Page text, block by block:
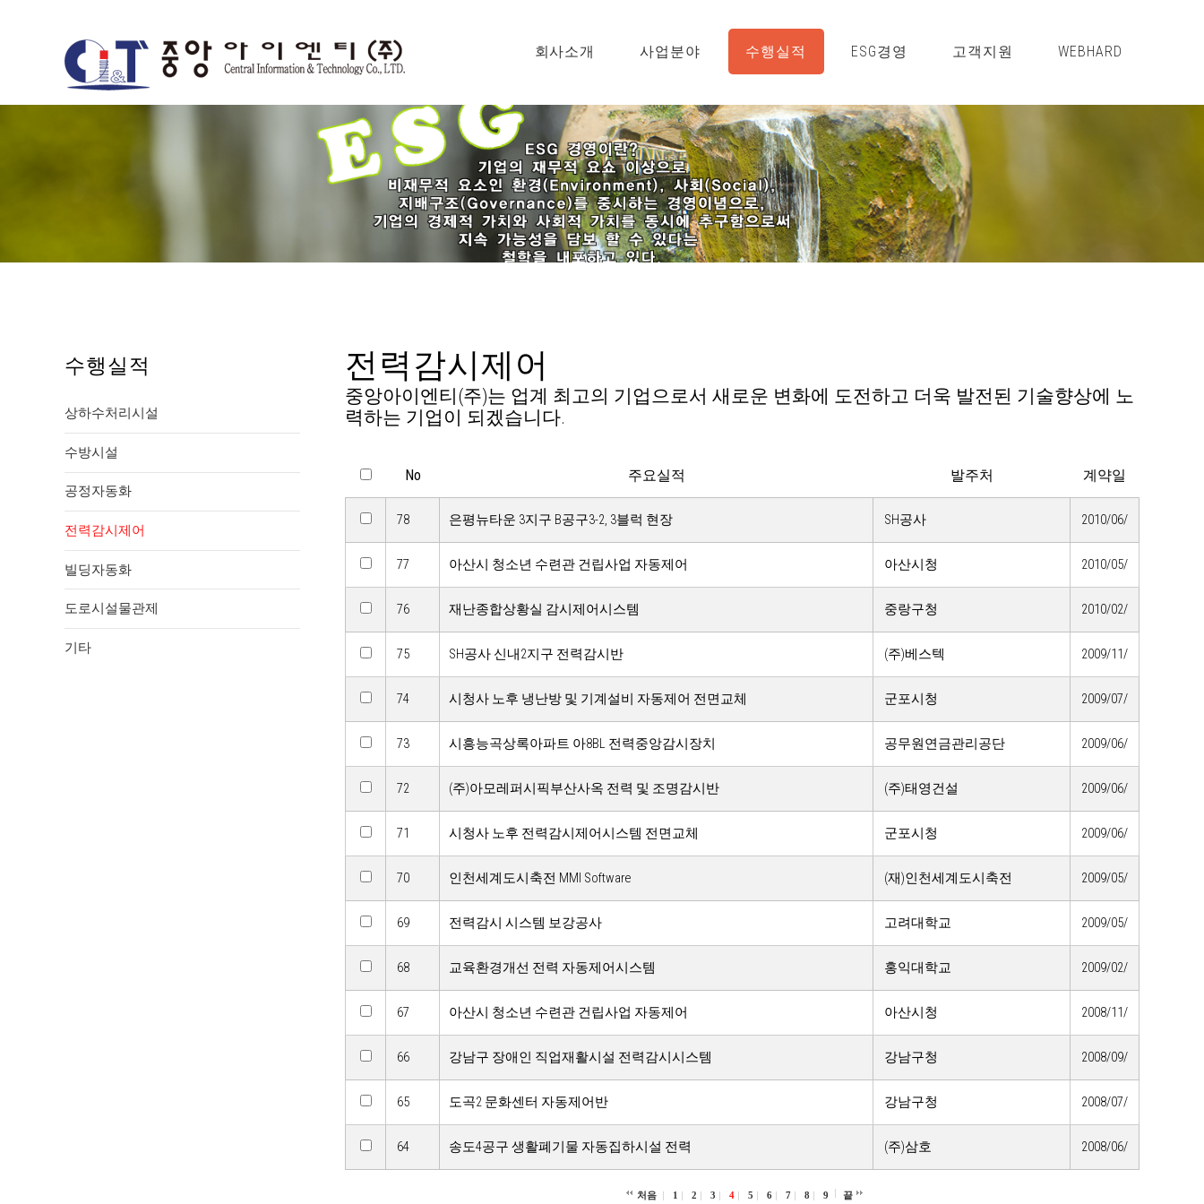
회사소개 사업분야 수행실적 ESG경영 고객지원 WEBHARD
수행실적
상하수처리시설
수방시설
공정자동화
전력감시제어
빌딩자동화
도로시설물관제
기타
전력감시제어
중앙아이엔티(주)는 업계 최고의 기업으로서 새로운 변화에 도전하고 더욱 발전된 기술향상에 노
력하는 기업이 되겠습니다.
No 주요실적 발주처 계약일
78 은평뉴타운 3지구 B공구3-2, 3블럭 현장 SH공사 2010/06/
77 아산시 청소년 수련관 건립사업 자동제어 아산시청 2010/05/
76 재난종합상황실 감시제어시스템 중랑구청 2010/02/
75 SH공사 신내2지구 전력감시반 (주)베스텍 2009/11/
74 시청사 노후 냉난방 및 기계설비 자동제어 전면교체 군포시청 2009/07/
73 시흥능곡상록아파트 아8BL 전력중앙감시장치 공무원연금관리공단 2009/06/
72 (주)아모레퍼시픽부산사옥 전력 및 조명감시반 (주)태영건설 2009/06/
71 시청사 노후 전력감시제어시스템 전면교체 군포시청 2009/06/
70 인천세계도시축전 MMI Software (재)인천세계도시축전 2009/05/
69 전력감시 시스템 보강공사 고려대학교 2009/05/
68 교육환경개선 전력 자동제어시스템 홍익대학교 2009/02/
67 아산시 청소년 수련관 건립사업 자동제어 아산시청 2008/11/
66 강남구 장애인 직업재활시설 전력감시시스템 강남구청 2008/09/
65 도곡2 문화센터 자동제어반 강남구청 2008/07/
64 송도4공구 생활폐기물 자동집하시설 전력 (주)삼호 2008/06/
처음 1 2 3 4 5 6 7 8 9 끝